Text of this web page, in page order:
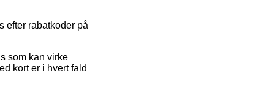
efter rabatkoder på
som kan virke
kort er i hvert fald